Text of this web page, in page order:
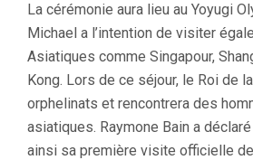
La cérémonie aura lieu au Yoyugi
Michael a l’intention de visiter
Asiatiques comme Singapour,
Kong. Lors de ce séjour, le Roi de
orphelinats et rencontrera des
asiatiques. Raymone Bain a
ainsi sa première visite officielle